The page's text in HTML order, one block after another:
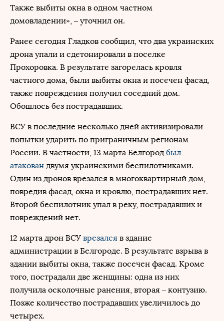
Также выбиты окна в одном частном
домовладении», – уточнил он.
Ранее сегодня Гладков сообщил, что два украинских
дрона упали и сдетонировали в поселке
Прохоровка. В результате загорелась кровля
частного дома, были выбиты окна и посечен фасад,
также повреждения получил соседний дом.
Обошлось без пострадавших.
ВСУ в последние несколько дней активизировали
попытки ударить по приграничным регионам
России. В частности, 13 марта Белгород был
атакован двумя украинскими беспилотниками.
Один из дронов врезался в многоквартирный дом,
повредив фасад, окна и кровлю, пострадавших нет.
Второй беспилотник упал в реку, пострадавших и
повреждений нет.
12 марта дрон ВСУ врезался в здание
администрации в Белгороде. В результате взрыва в
здании выбиты окна, также посечен фасад. Кроме
того, пострадали две женщины: одна из них
получила осколочные ранения, вторая – контузию.
Позже количество пострадавших увеличилось до
четырех.